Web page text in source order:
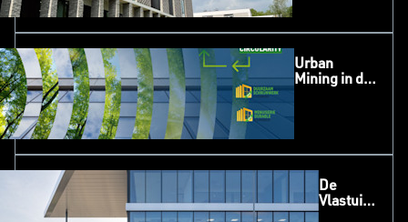
Urban
Mining in de
De
Vlastuin,